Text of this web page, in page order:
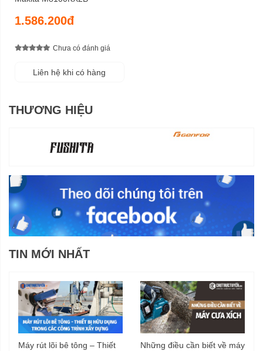
1.586.200đ
Chưa có đánh giá
Liên hệ khi có hàng
THƯƠNG HIỆU
TIN MỚI NHẤT
Máy rút lõi bê tông – Thiết
Những điều cần biết về máy